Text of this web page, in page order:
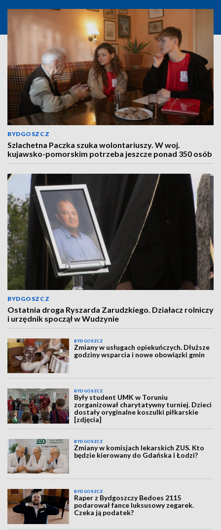
BYDGOSZCZ
Szlachetna Paczka szuka wolontariuszy. W woj.
kujawsko-pomorskim potrzeba jeszcze ponad 350 osób
BYDGOSZCZ
Ostatnia droga Ryszarda Zarudzkiego. Działacz rolniczy
i urzędnik spoczął w Wudzynie
BYDGOSZCZ
Zmiany w usługach opiekuńczych. Dłuższe
godziny wsparcia i nowe obowiązki gmin
BYDGOSZCZ
Były student UMK w Toruniu
zorganizował charytatywny turniej. Dzieci
dostały oryginalne koszulki piłkarskie
[zdjęcia]
BYDGOSZCZ
Zmiany w komisjach lekarskich ZUS. Kto
będzie kierowany do Gdańska i Łodzi?
BYDGOSZCZ
Raper z Bydgoszczy Bedoes 2115
podarował fance luksusowy zegarek.
Czeka ją podatek?